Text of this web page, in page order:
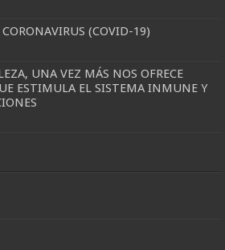
(COVID-19)
UNA VEZ MÁS NOS OFRECE
ESTIMULA EL SISTEMA INMUNE Y